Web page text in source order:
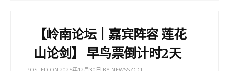
【岭南论坛｜嘉宾阵容 莲花
山论剑】 早鸟票倒计时2天